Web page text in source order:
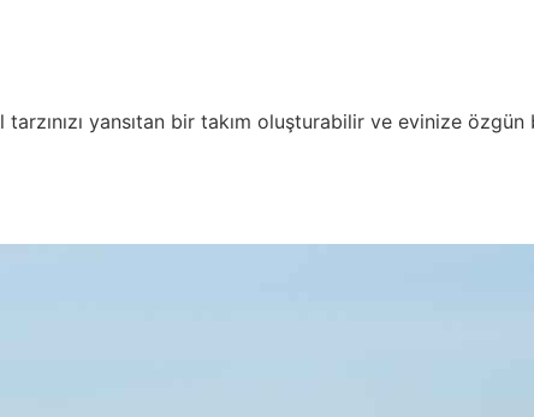
tarzınızı yansıtan bir takım oluşturabilir ve evinize özgün